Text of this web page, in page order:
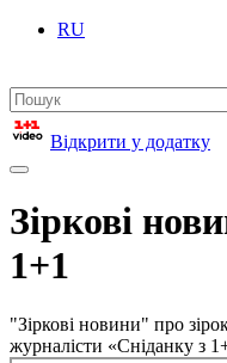
RU
Відкрити у додатку
Зіркові
1+1
"Зіркові новини" про
журналісти «Сніданку з